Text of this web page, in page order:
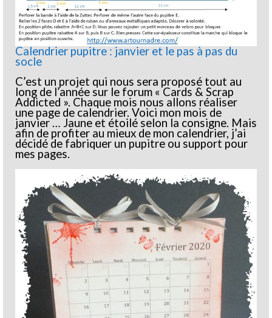
Calendrier pupitre : janvier et le pas à pas du
socle
C’est un projet qui nous sera proposé tout au
long de l’année sur le forum « Cards & Scrap
Addicted ». Chaque mois nous allons réaliser
une page de calendrier. Voici mon mois de
janvier … Jaune et étoilé selon la consigne. Mais
afin de profiter au mieux de mon calendrier, j’ai
décidé de fabriquer un pupitre ou support pour
mes pages.